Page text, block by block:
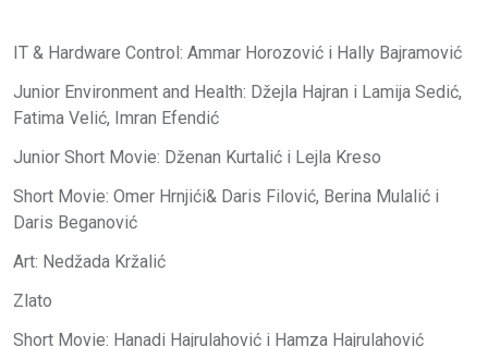
IT & Hardware Control: Ammar Horozović i Hally Bajramović
Junior Environment and Health: Džejla Hajran i Lamija Sedić,
Fatima Velić, Imran Efendić
Junior Short Movie: Dženan Kurtalić i Lejla Kreso
Short Movie: Omer Hrnjići& Daris Filović, Berina Mulalić i
Daris Beganović
Art: Nedžada Kržalić
Zlato
Short Movie: Hanadi Hajrulahović i Hamza Hajrulahović